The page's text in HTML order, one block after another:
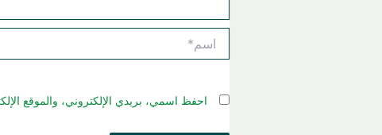
احفظ اسمي، بريدي الإلكتروني، والموقع